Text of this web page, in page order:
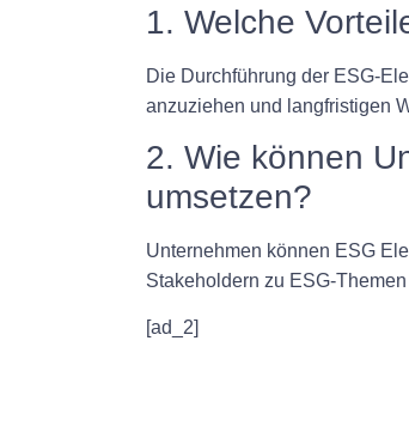
1. Welche
Die Durchführung der ESG-
anzuziehen und langfristigen
2. Wie können
umsetzen?
Unternehmen können ESG
Stakeholdern zu ESG-
[ad_2]